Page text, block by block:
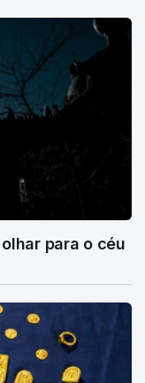
para o céu